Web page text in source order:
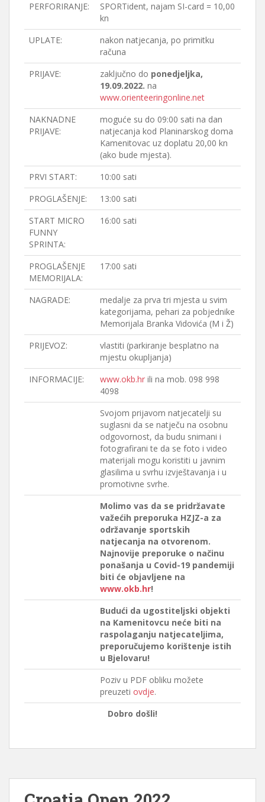
PERFORIRANJE:
SPORTident, najam SI-card = 10,00
kn
UPLATE:
nakon natjecanja, po primitku
računa
PRIJAVE:
zaključno do ponedjeljka,
19.09.2022. na
www.orienteeringonline.net
NAKNADNE
PRIJAVE:
moguće su do 09:00 sati na dan
natjecanja kod Planinarskog doma
Kamenitovac uz doplatu 20,00 kn
(ako bude mjesta).
PRVI START:
10:00 sati
PROGLAŠENJE:
13:00 sati
START MICRO
FUNNY
SPRINTA:
16:00 sati
PROGLAŠENJE
MEMORIJALA:
17:00 sati
NAGRADE:
medalje za prva tri mjesta u svim
kategorijama, pehari za pobjednike
Memorijala Branka Vidovića (M i Ž)
PRIJEVOZ:
vlastiti (parkiranje besplatno na
mjestu okupljanja)
INFORMACIJE:
www.okb.hr ili na mob. 098 998
4098
Svojom prijavom natjecatelji su
suglasni da se natječu na osobnu
odgovornost, da budu snimani i
fotografirani te da se foto i video
materijali mogu koristiti u javnim
glasilima u svrhu izvještavanja i u
promotivne svrhe.
Molimo vas da se pridržavate
važećih preporuka HZJZ-a za
održavanje sportskih
natjecanja na otvorenom.
Najnovije preporuke o načinu
ponašanja u Covid-19 pandemiji
biti će objavljene na
www.okb.hr!
Budući da ugostiteljski objekti
na Kamenitovcu neće biti na
raspolaganju natjecateljima,
preporučujemo korištenje istih
u Bjelovaru!
Poziv u PDF obliku možete
preuzeti ovdje.
Dobro došli!